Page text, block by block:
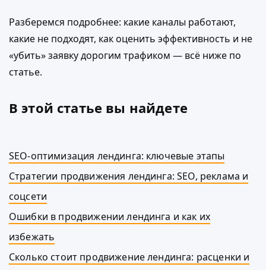
Разберемся подробнее: какие каналы работают,
какие не подходят, как оценить эффективность и не
«убить» заявку дорогим трафиком — всё ниже по
статье.
В этой статье вы найдете
SEO-оптимизация лендинга: ключевые этапы
Стратегии продвижения лендинга: SEO, реклама и
соцсети
Ошибки в продвижении лендинга и как их
избежать
Сколько стоит продвижение лендинга: расценки и